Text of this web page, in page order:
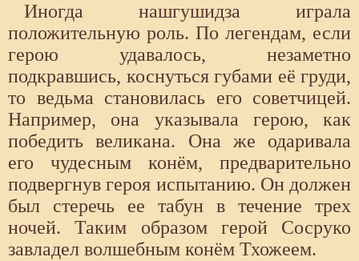
Иногда нашгушидза играла
положительную роль. По легендам, если
герою удавалось, незаметно
подкравшись, коснуться губами её груди,
то ведьма становилась его советчицей.
Например, она указывала герою, как
победить великана. Она же одаривала
его чудесным конём, предварительно
подвергнув героя испытанию. Он должен
был стеречь ее табун в течение трех
ночей. Таким образом герой Сосруко
завладел волшебным конём Тхожеем.